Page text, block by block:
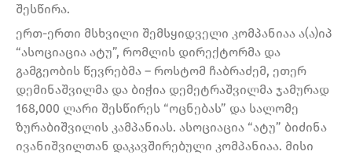
შესწირა.
ერთ-ერთი მსხვილი შემსყიდველი კომპანიაა ა(ა)იპ
“ასოციაცია ატუ”, რომლის დირექტორმა და
გამგეობის წევრებმა – როსტომ ჩაბრაძემ, ეთერ
დემინაშვილმა და ბიჭია დემეტრაშვილმა ჯამურად
168,000 ლარი შესწირეს “ოცნებას” და სალომე
ზურაბიშვილის კამპანიას. ასოციაცია “ატუ” ბიძინა
ივანიშვილთან დაკავშირებული კომპანიაა. მისი